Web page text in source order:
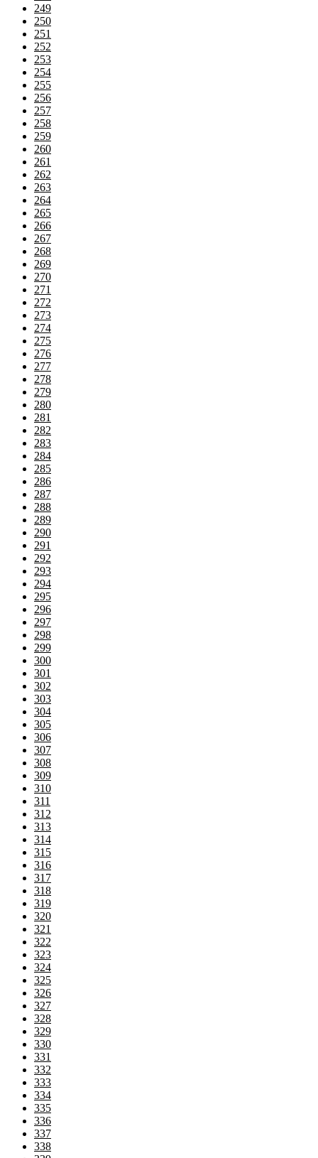
249
250
251
252
253
254
255
256
257
258
259
260
261
262
263
264
265
266
267
268
269
270
271
272
273
274
275
276
277
278
279
280
281
282
283
284
285
286
287
288
289
290
291
292
293
294
295
296
297
298
299
300
301
302
303
304
305
306
307
308
309
310
311
312
313
314
315
316
317
318
319
320
321
322
323
324
325
326
327
328
329
330
331
332
333
334
335
336
337
338